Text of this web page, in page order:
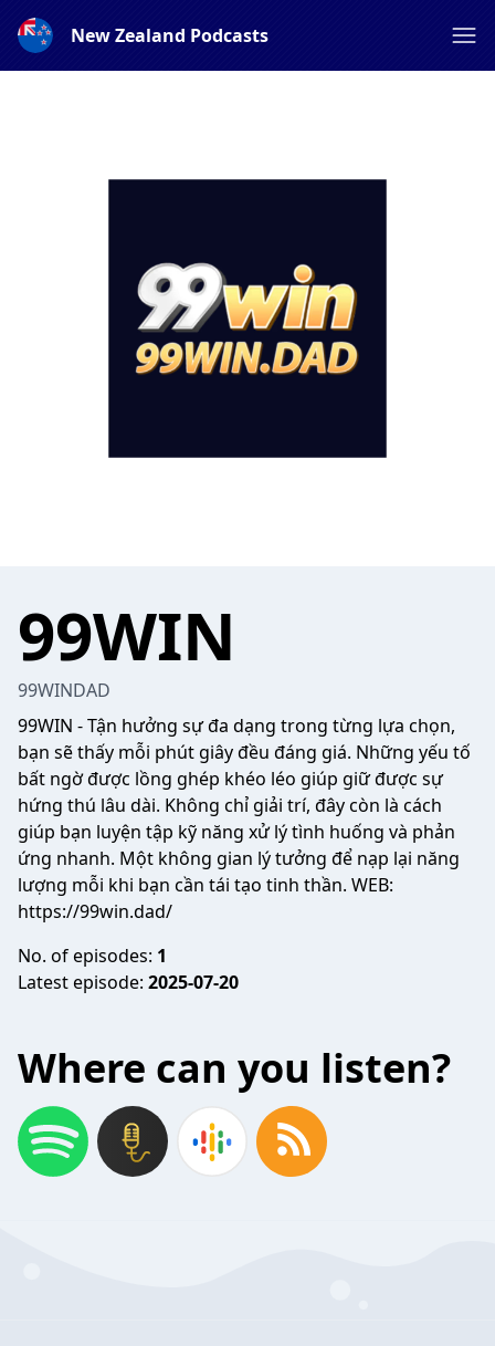
New Zealand Podcasts
99WIN
99WINDAD
99WIN - Tận hưởng sự đa dạng trong từng lựa chọn,
bạn sẽ thấy mỗi phút giây đều đáng giá. Những yếu tố
bất ngờ được lồng ghép khéo léo giúp giữ được sự
hứng thú lâu dài. Không chỉ giải trí, đây còn là cách
giúp bạn luyện tập kỹ năng xử lý tình huống và phản
ứng nhanh. Một không gian lý tưởng để nạp lại năng
lượng mỗi khi bạn cần tái tạo tinh thần. WEB:
https://99win.dad/
No. of episodes: 1
Latest episode: 2025-07-20
Where can you listen?